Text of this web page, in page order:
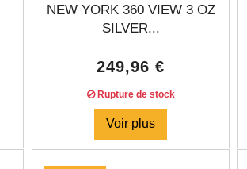
NEW YORK 360 VIEW 3 OZ
SILVER...
249,96 €
Rupture de stock
Voir plus